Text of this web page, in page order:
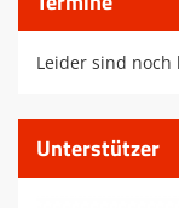
Leider sind noch
Unterstützer